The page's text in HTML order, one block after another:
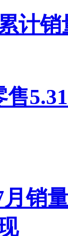
计
售
销